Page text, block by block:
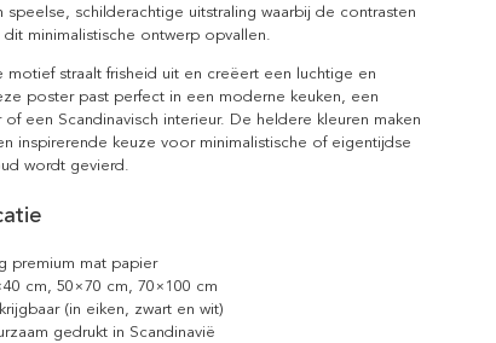
schilderachtige uitstraling waarbij de contrasten
minimalistische ontwerp opvallen.
motief straalt frisheid uit en creëert een luchtige en
poster past perfect in een moderne keuken, een
een Scandinavisch interieur. De heldere kleuren maken
inspirerende keuze voor minimalistische of eigentijdse
wordt gevierd.
premium mat papier
cm, 50×70 cm, 70×100 cm
(in eiken, zwart en wit)
gedrukt in Scandinavië